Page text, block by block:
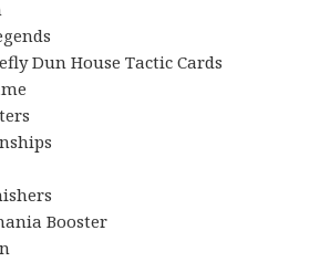
Dun House Tactic Cards
Booster